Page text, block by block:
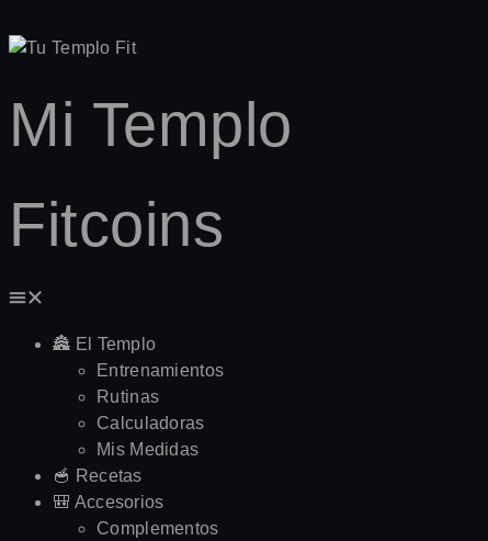
Mi Templo
Fitcoins
🏯 El Templo
Entrenamientos
Rutinas
Calculadoras
Mis Medidas
🥣 Recetas
🎒 Accesorios
Complementos